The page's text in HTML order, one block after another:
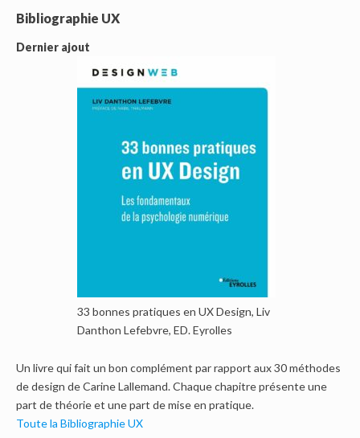
Bibliographie UX
Dernier ajout
33 bonnes pratiques en UX Design, Liv
Danthon Lefebvre, ED. Eyrolles
Un livre qui fait un bon complément par rapport aux 30 méthodes
de design de Carine Lallemand. Chaque chapitre présente une
part de théorie et une part de mise en pratique.
Toute la Bibliographie UX